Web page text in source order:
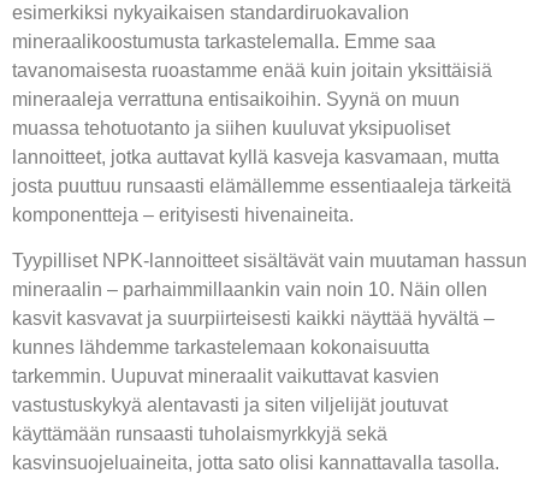
esimerkiksi nykyaikaisen standardiruokavalion
mineraalikoostumusta tarkastelemalla. Emme saa
tavanomaisesta ruoastamme enää kuin joitain yksittäisiä
mineraaleja verrattuna entisaikoihin. Syynä on muun
muassa tehotuotanto ja siihen kuuluvat yksipuoliset
lannoitteet, jotka auttavat kyllä kasveja kasvamaan, mutta
josta puuttuu runsaasti elämällemme essentiaaleja tärkeitä
komponentteja – erityisesti hivenaineita.
Tyypilliset NPK-lannoitteet sisältävät vain muutaman hassun
mineraalin – parhaimmillaankin vain noin 10. Näin ollen
kasvit kasvavat ja suurpiirteisesti kaikki näyttää hyvältä –
kunnes lähdemme tarkastelemaan kokonaisuutta
tarkemmin. Uupuvat mineraalit vaikuttavat kasvien
vastustuskykyä alentavasti ja siten viljelijät joutuvat
käyttämään runsaasti tuholaismyrkkyjä sekä
kasvinsuojeluaineita, jotta sato olisi kannattavalla tasolla.